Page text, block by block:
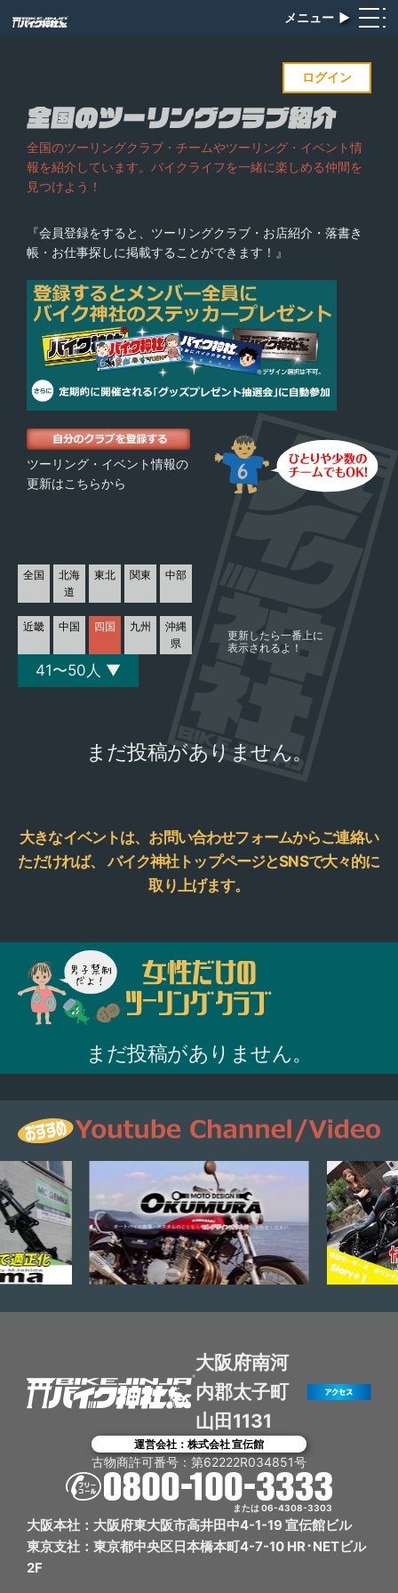
メニュー ▶︎
ログイン
全国のツーリングクラブ・チームやツーリング・イベント情
報を紹介しています。バイクライフを一緒に楽しめる仲間を
見つけよう！
『会員登録をすると、ツーリングクラブ・お店紹介・落書き
帳・お仕事探しに掲載することができます！』
ツーリング・イベント情報の
更新はこちらから
全国
北海
道
東北 関東 中部
近畿 中国 四国 九州
沖縄
県
更新したら一番上に
表示されるよ！
41〜50人 ▼
まだ投稿がありません。
大きなイベントは、お問い合わせフォームからご連絡い
ただければ、
バイク神社トップページとSNSで大々的に
取り上げます。
まだ投稿がありません。
大阪府南河
内郡太子町
山田1131
運営会社：株式会社 宣伝館
古物商許可番号：第62222R034851号
または 06-4308-3303
大阪本社：大阪府東大阪市高井田中4-1-19 宣伝館ビル
東京支社：東京都中央区日本橋本町4-7-10 HR･NETビル
2F